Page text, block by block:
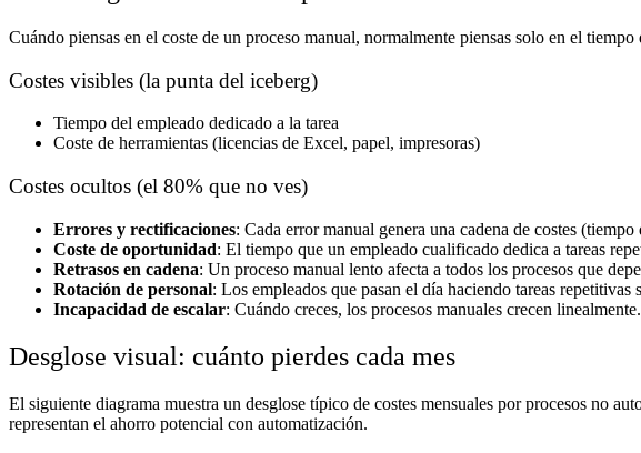
Cuándo piensas en el coste de un proceso manual, normalmente piensas solo en el
Costes visibles (la punta del iceberg)
Tiempo del empleado dedicado a la tarea
Coste de herramientas (licencias de Excel, papel, impresoras)
Costes ocultos (el 80% que no ves)
Errores y rectificaciones: Cada error manual genera una cadena de costes
Coste de oportunidad: El tiempo que un empleado cualificado dedica a tareas
Retrasos en cadena: Un proceso manual lento afecta a todos los procesos que
Rotación de personal: Los empleados que pasan el día haciendo tareas
Incapacidad de escalar: Cuándo creces, los procesos manuales crecen
Desglose visual: cuánto pierdes cada mes
El siguiente diagrama muestra un desglose típico de costes mensuales por procesos no
representan el ahorro potencial con automatización.